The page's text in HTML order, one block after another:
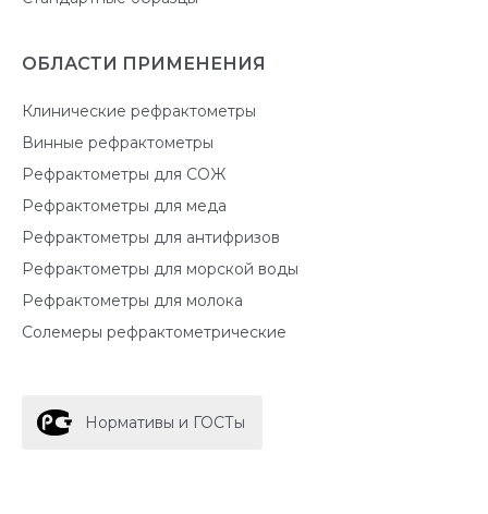
ОБЛАСТИ ПРИМЕНЕНИЯ
Клинические рефрактометры
Винные рефрактометры
Рефрактометры для СОЖ
Рефрактометры для меда
Рефрактометры для антифризов
Рефрактометры для морской воды
Рефрактометры для молока
Солемеры рефрактометрические
Нормативы и ГОСТы